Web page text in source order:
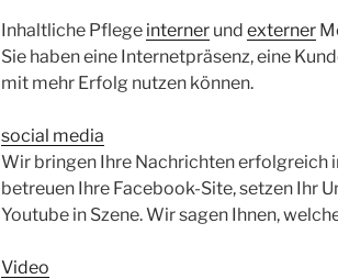
Inhaltliche Pflege interner und externer
Sie haben eine Internetpräsenz, eine
mit mehr Erfolg nutzen können.
social media
Wir bringen Ihre Nachrichten erfolgreich
betreuen Ihre Facebook-Site, setzen Ihr
Youtube in Szene. Wir sagen Ihnen,
Video